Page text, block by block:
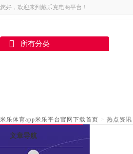
您好，欢迎来到戴乐克电商平台！
所有分类
米乐体育app米乐平台官网下载首页 > 热点资讯
文章导航